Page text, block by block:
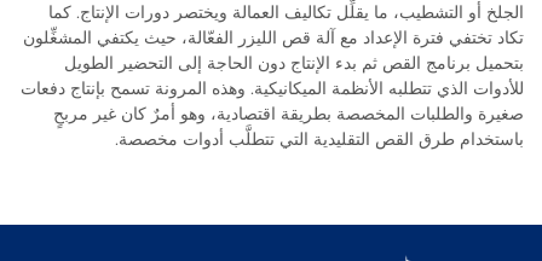
الجلخ أو التشطيب، ما يقلِّل تكاليف العمالة ويختصر دورات الإنتاج. كما
تكاد تختفي فترة الإعداد مع آلة قص الليزر الفعّالة، حيث يكتفي المشغِّلون
بتحميل برنامج القص ثم بدء الإنتاج دون الحاجة إلى التحضير الطويل
للأدوات الذي تتطلبه الأنظمة الميكانيكية. وهذه المرونة تسمح بإنتاج دفعات
صغيرة والطلبات المخصصة بطريقة اقتصادية، وهو أمرٌ كان غير مربحٍ
باستخدام طرق القص التقليدية التي تتطلَّب أدوات مخصصة.